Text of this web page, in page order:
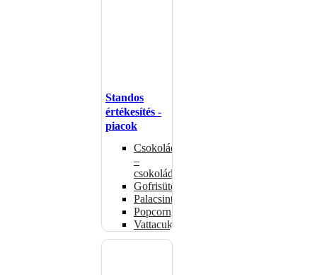
Standos
értékesítés -
piacok
Csokoládémelegítők
–
csokoládéadagolók
Gofrisütők
Palacsintasütők
Popcorngépek
Vattacukorgép